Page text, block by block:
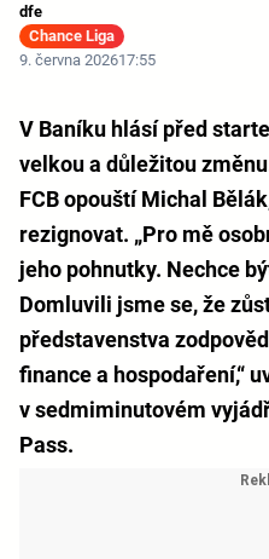
dfe
Chance Liga
9. června 202617:55
V Baníku hlásí před
velkou a důležitou
FCB opouští Michal
rezignovat. „Pro mě
jeho pohnutky. Nechce
Domluvili jsme se, že
představenstva
finance a hospodaření,“
v sedmiminutovém
Pass.